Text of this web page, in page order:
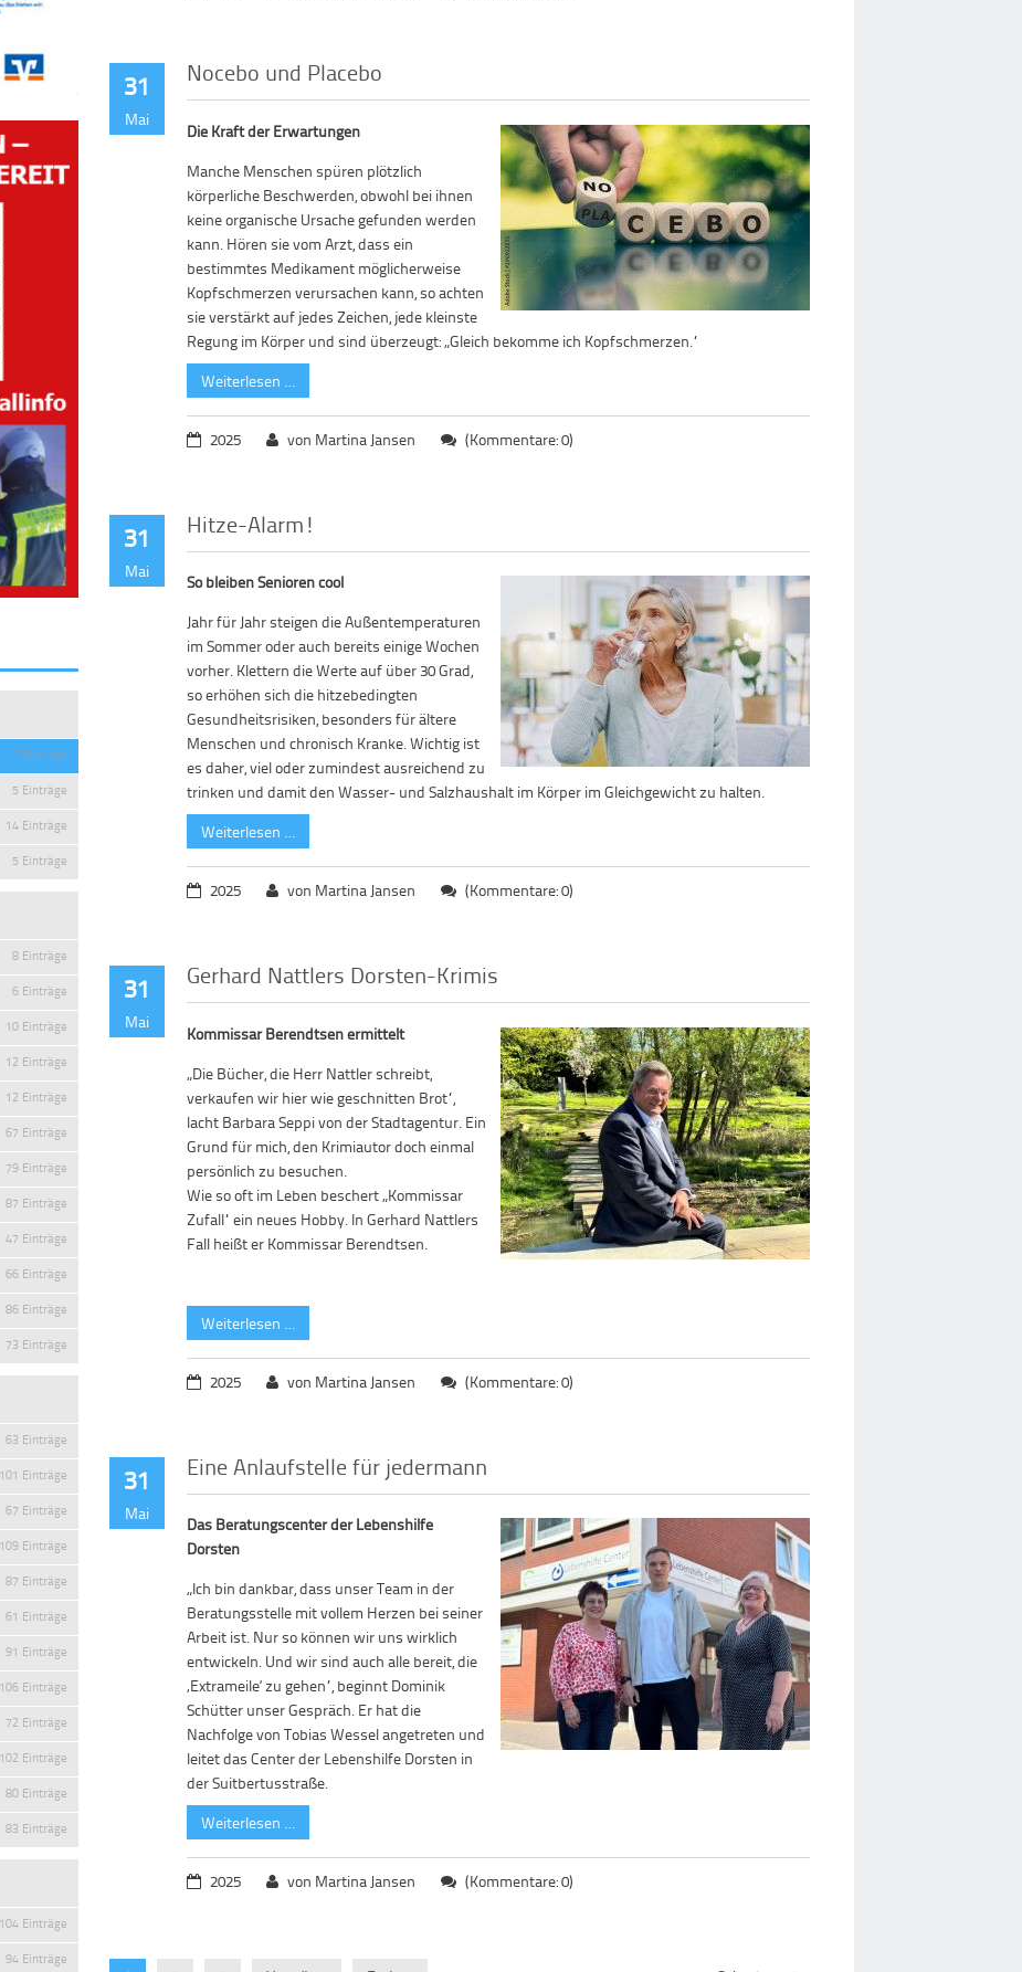
31
Mai
Nocebo und Placebo
Die Kraft der Erwartungen
Manche Menschen spüren plötzlich
körperliche Beschwerden, obwohl bei ihnen
keine organische Ursache gefunden werden
kann. Hören sie vom Arzt, dass ein
bestimmtes Medikament möglicherweise
Kopfschmerzen verursachen kann, so achten
sie verstärkt auf jedes Zeichen, jede kleinste
Regung im Körper und sind überzeugt: „Gleich bekomme ich Kopfschmerzen.“
Weiterlesen …
2025 von Martina Jansen (Kommentare: 0)
31
Mai
Hitze-Alarm!
So bleiben Senioren cool
Jahr für Jahr steigen die Außentemperaturen
im Sommer oder auch bereits einige Wochen
vorher. Klettern die Werte auf über 30 Grad,
so erhöhen sich die hitzebedingten
Gesundheitsrisiken, besonders für ältere
Menschen und chronisch Kranke. Wichtig ist
es daher, viel oder zumindest ausreichend zu
trinken und damit den Wasser- und Salzhaushalt im Körper im Gleichgewicht zu halten.
Weiterlesen …
2025 von Martina Jansen (Kommentare: 0)
31
Mai
Gerhard Nattlers Dorsten-Krimis
Kommissar Berendtsen ermittelt
„Die Bücher, die Herr Nattler schreibt,
verkaufen wir hier wie geschnitten Brot“,
lacht Barbara Seppi von der Stadtagentur. Ein
Grund für mich, den Krimiautor doch einmal
persönlich zu besuchen.
Wie so oft im Leben beschert „Kommissar
Zufall“ ein neues Hobby. In Gerhard Nattlers
Fall heißt er Kommissar Berendtsen.
Weiterlesen …
2025 von Martina Jansen (Kommentare: 0)
31
Mai
Eine Anlaufstelle für jedermann
Das Beratungscenter der Lebenshilfe
Dorsten
„Ich bin dankbar, dass unser Team in der
Beratungsstelle mit vollem Herzen bei seiner
Arbeit ist. Nur so können wir uns wirklich
entwickeln. Und wir sind auch alle bereit, die
‚Extrameile‘ zu gehen“, beginnt Dominik
Schütter unser Gespräch. Er hat die
Nachfolge von Tobias Wessel angetreten und
leitet das Center der Lebenshilfe Dorsten in
der Suitbertusstraße.
Weiterlesen …
2025 von Martina Jansen (Kommentare: 0)
12 Einträge
5 Einträge
14 Einträge
5 Einträge
8 Einträge
6 Einträge
10 Einträge
12 Einträge
12 Einträge
67 Einträge
79 Einträge
87 Einträge
47 Einträge
66 Einträge
86 Einträge
73 Einträge
63 Einträge
101 Einträge
67 Einträge
109 Einträge
87 Einträge
61 Einträge
91 Einträge
106 Einträge
72 Einträge
102 Einträge
80 Einträge
83 Einträge
104 Einträge
94 Einträge